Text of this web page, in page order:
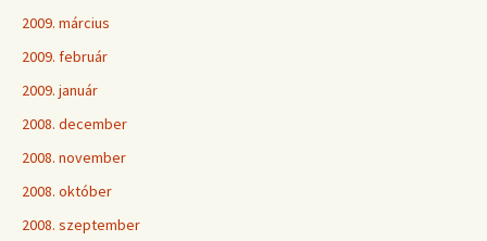
2009. március
2009. február
2009. január
2008. december
2008. november
2008. október
2008. szeptember